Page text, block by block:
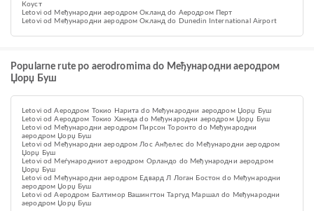
Коуст
Letovi od Међународни аеродром Окланд do Аеродром Перт
Letovi od Међународни аеродром Окланд do Dunedin International Airport
Popularne rute po aerodromima do Међународни аеродром
Џорџ Буш
Letovi od Аеродром Токио Нарита do Међународни аеродром Џорџ Буш
Letovi od Аеродром Токио Ханеда do Међународни аеродром Џорџ Буш
Letovi od Међународни аеродром Пирсон Торонто do Међународни
аеродром Џорџ Буш
Letovi od Међународни аеродром Лос Анђелес do Међународни аеродром
Џорџ Буш
Letovi od Меѓународниот аеродром Орландо do Међународни аеродром
Џорџ Буш
Letovi od Међународни аеродром Едвард Л Логан Бостон do Међународни
аеродром Џорџ Буш
Letovi od Аеродром Балтимор Вашингтон Таргуд Маршал do Међународни
аеродром Џорџ Буш